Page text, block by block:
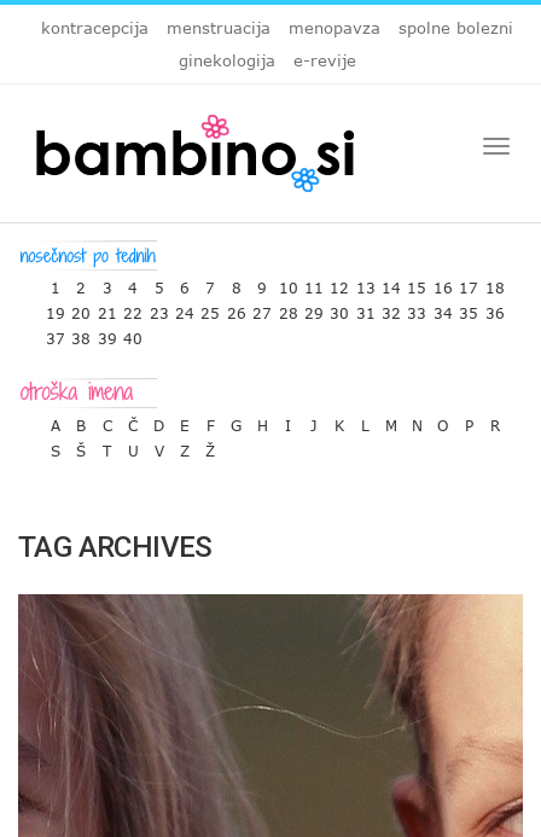
kontracepcija menstruacija menopavza
spolne bolezni
ginekologija
e-revije
1 2 3 4 5 6 7 8 9 10 11 12 13 14 15 16 17 18
19 20 21 22 23 24 25 26 27 28 29 30 31 32 33 34 35 36
37 38 39 40
A B C Č D E F G H I J K L M N O P
R
S
Š T U V Z Ž
TAG ARCHIVES